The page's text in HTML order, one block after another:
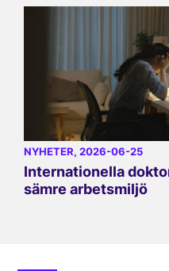
NYHETER, 2026-06-25
Internationella
sämre arbetsmiljö